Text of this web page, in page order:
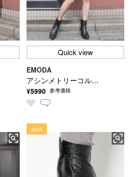
Quick view
アシンメトリーコルセ
ットハイウェストスカ
ート
EMODA
¥5990 参考価格
skirt